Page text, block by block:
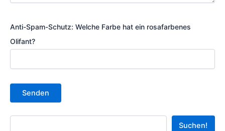
Anti-Spam-Schutz: Welche Farbe hat ein rosafarbenes
Olifant?
Search
Suchen!